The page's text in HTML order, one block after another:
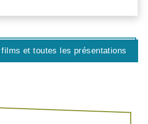
et toutes les présentations